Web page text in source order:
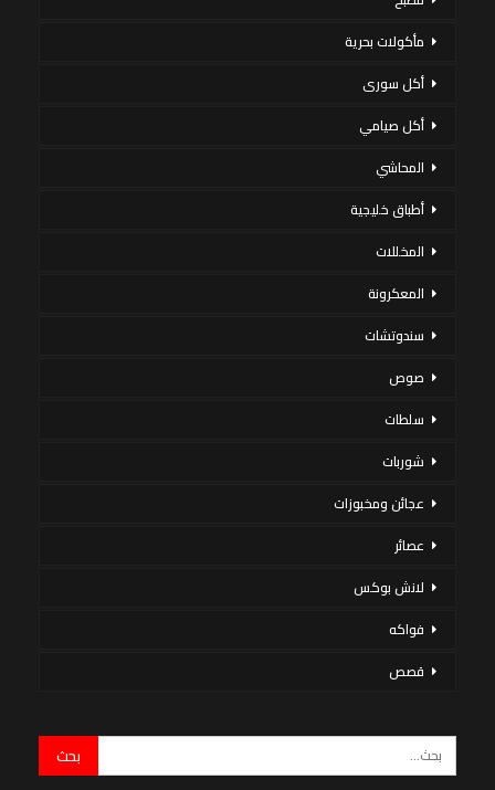
مأكولات بحرية
أكل سورى
أكل صيامي
المحاشي
أطباق خليجية
المخللات
المعكرونة
سندوتشات
صوص
سلطات
شوربات
عجائن ومخبوزات
عصائر
لانش بوكس
فواكه
قصص